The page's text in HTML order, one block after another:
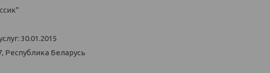
30.01.2015
Республика Беларусь